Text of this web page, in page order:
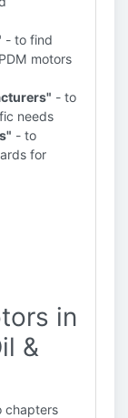
- to find
motors
- to
needs
- to
for
in
&
chapters